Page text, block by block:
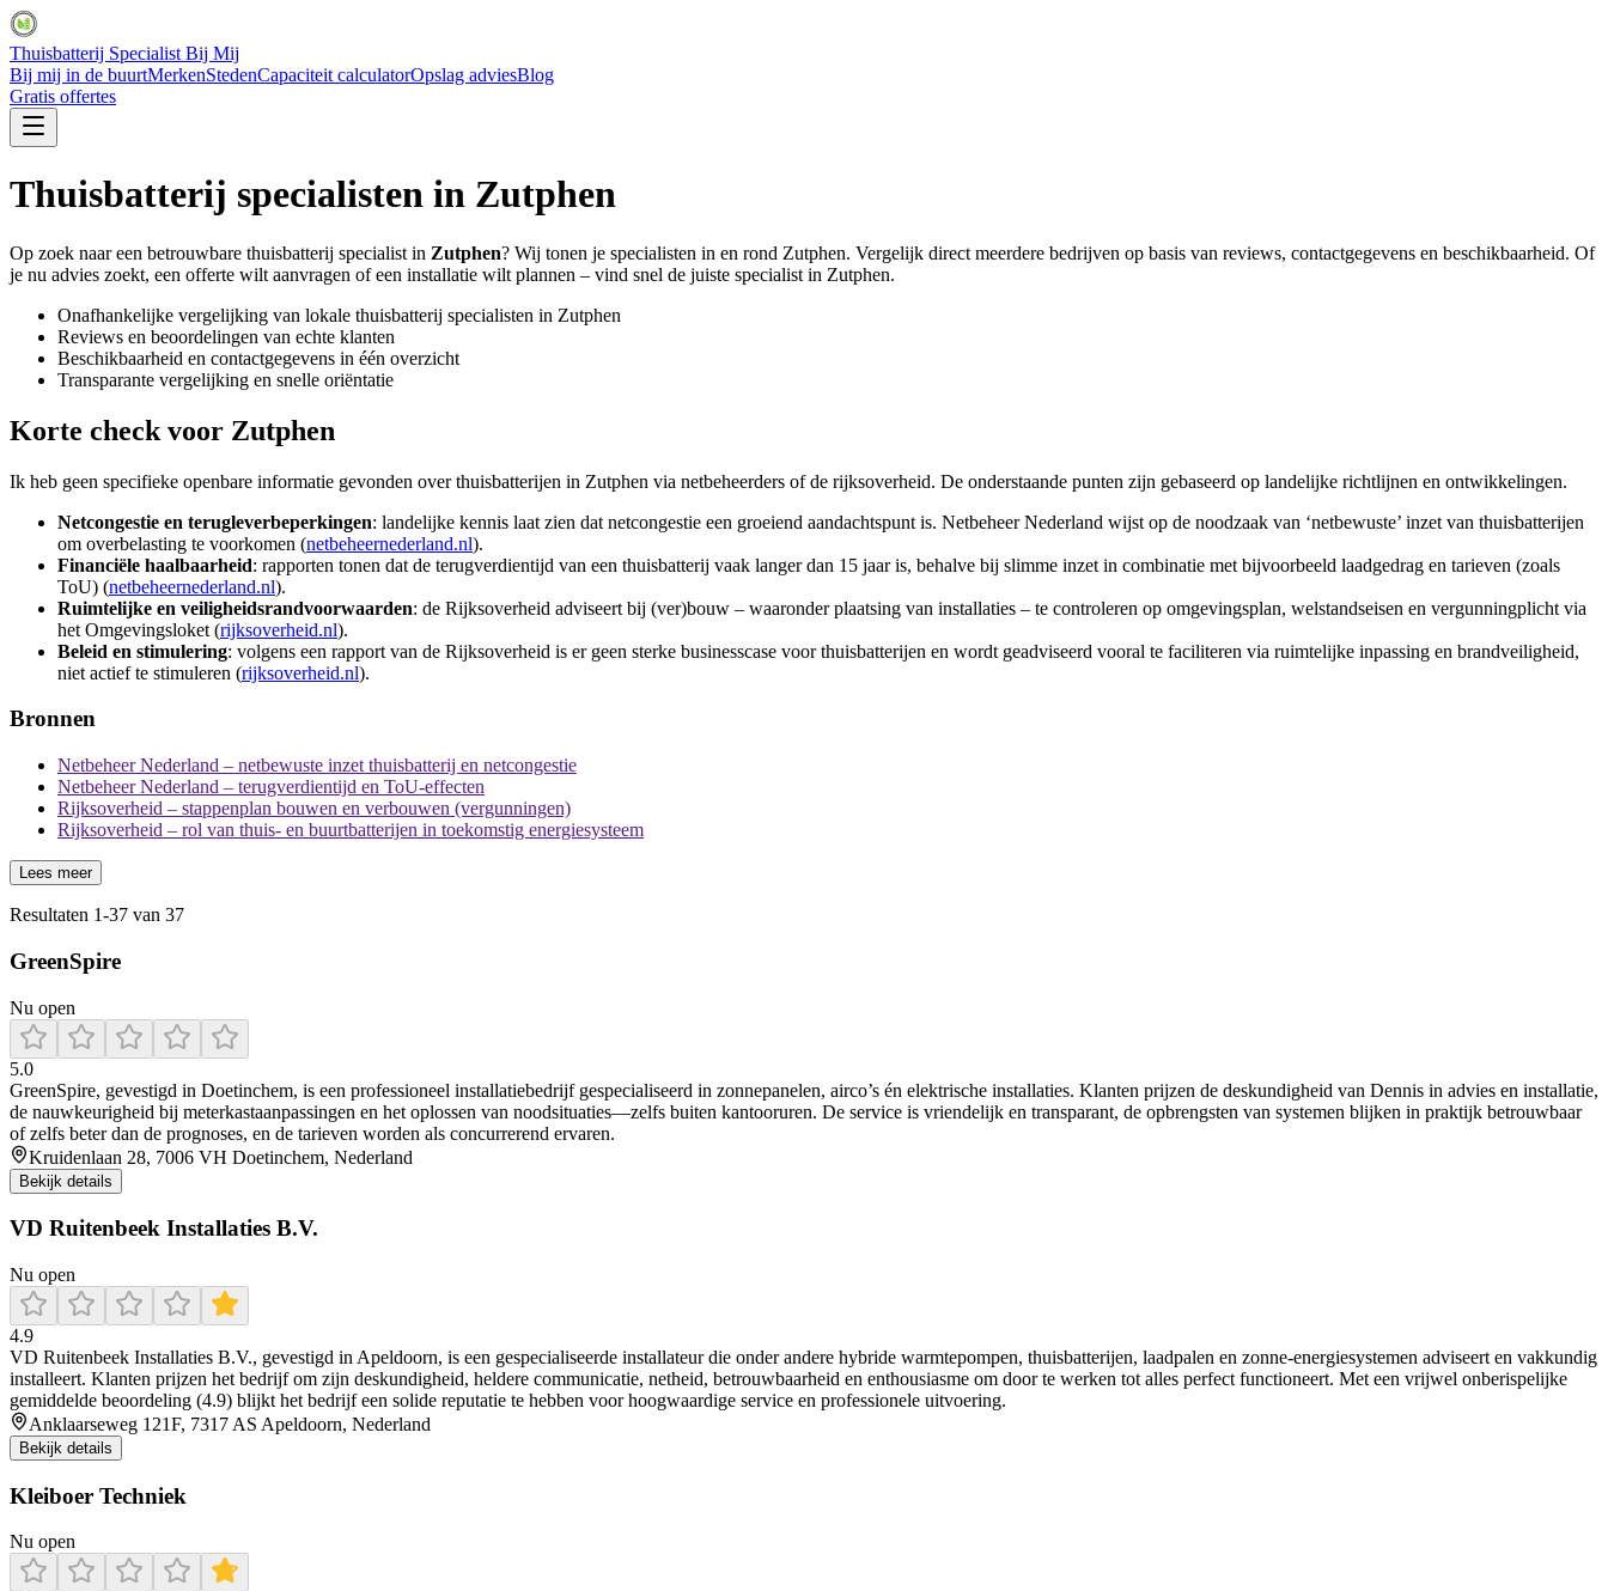
Thuisbatterij Specialist Bij Mij
Bij mij in de buurtMerkenStedenCapaciteit calculatorOpslag adviesBlog
Gratis offertes
Thuisbatterij specialisten in Zutphen
Op zoek naar een betrouwbare thuisbatterij specialist in Zutphen? Wij tonen je specialisten in en rond Zutphen. Vergelijk direct meerdere bedrijven op basis van reviews, contactgegevens en beschikbaarheid. Of
je nu advies zoekt, een offerte wilt aanvragen of een installatie wilt plannen – vind snel de juiste specialist in Zutphen.
Onafhankelijke vergelijking van lokale thuisbatterij specialisten in Zutphen
Reviews en beoordelingen van echte klanten
Beschikbaarheid en contactgegevens in één overzicht
Transparante vergelijking en snelle oriëntatie
Korte check voor Zutphen
Ik heb geen specifieke openbare informatie gevonden over thuisbatterijen in Zutphen via netbeheerders of de rijksoverheid. De onderstaande punten zijn gebaseerd op landelijke richtlijnen en ontwikkelingen.
Netcongestie en terugleverbeperkingen: landelijke kennis laat zien dat netcongestie een groeiend aandachtspunt is. Netbeheer Nederland wijst op de noodzaak van ‘netbewuste’ inzet van thuisbatterijen
om overbelasting te voorkomen (netbeheernederland.nl).
Financiële haalbaarheid: rapporten tonen dat de terugverdientijd van een thuisbatterij vaak langer dan 15 jaar is, behalve bij slimme inzet in combinatie met bijvoorbeeld laadgedrag en tarieven (zoals
ToU) (netbeheernederland.nl).
Ruimtelijke en veiligheidsrandvoorwaarden: de Rijksoverheid adviseert bij (ver)bouw – waaronder plaatsing van installaties – te controleren op omgevingsplan, welstandseisen en vergunningplicht via
het Omgevingsloket (rijksoverheid.nl).
Beleid en stimulering: volgens een rapport van de Rijksoverheid is er geen sterke businesscase voor thuisbatterijen en wordt geadviseerd vooral te faciliteren via ruimtelijke inpassing en brandveiligheid,
niet actief te stimuleren (rijksoverheid.nl).
Bronnen
Netbeheer Nederland – netbewuste inzet thuisbatterij en netcongestie
Netbeheer Nederland – terugverdientijd en ToU-effecten
Rijksoverheid – stappenplan bouwen en verbouwen (vergunningen)
Rijksoverheid – rol van thuis- en buurtbatterijen in toekomstig energiesysteem
Lees meer
Resultaten 1-37 van 37
GreenSpire
Nu open
5.0
GreenSpire, gevestigd in Doetinchem, is een professioneel installatiebedrijf gespecialiseerd in zonnepanelen, airco’s én elektrische installaties. Klanten prijzen de deskundigheid van Dennis in advies en installatie,
de nauwkeurigheid bij meterkastaanpassingen en het oplossen van noodsituaties—zelfs buiten kantooruren. De service is vriendelijk en transparant, de opbrengsten van systemen blijken in praktijk betrouwbaar
of zelfs beter dan de prognoses, en de tarieven worden als concurrerend ervaren.
Kruidenlaan 28, 7006 VH Doetinchem, Nederland
Bekijk details
VD Ruitenbeek Installaties B.V.
Nu open
4.9
VD Ruitenbeek Installaties B.V., gevestigd in Apeldoorn, is een gespecialiseerde installateur die onder andere hybride warmtepompen, thuisbatterijen, laadpalen en zonne-energiesystemen adviseert en vakkundig
installeert. Klanten prijzen het bedrijf om zijn deskundigheid, heldere communicatie, netheid, betrouwbaarheid en enthousiasme om door te werken tot alles perfect functioneert. Met een vrijwel onberispelijke
gemiddelde beoordeling (4.9) blijkt het bedrijf een solide reputatie te hebben voor hoogwaardige service en professionele uitvoering.
Anklaarseweg 121F, 7317 AS Apeldoorn, Nederland
Bekijk details
Kleiboer Techniek
Nu open